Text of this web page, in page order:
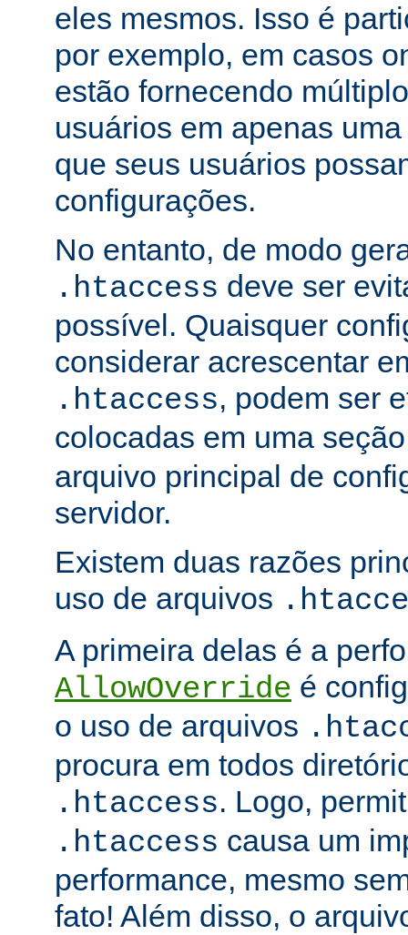
eles mesmos. Isso é
por exemplo, em casos
estão fornecendo
usuários em apenas
que seus usuários
configurações.
No entanto, de modo
.htaccess deve ser
possível. Quaisquer
considerar acrescentar
.htaccess, podem ser
colocadas em uma
arquivo principal de
servidor.
Existem duas razões
uso de arquivos
A primeira delas é a
AllowOverride é
o uso de arquivos
procura em todos
.htaccess. Logo,
.htaccess causa um
performance, mesmo
fato! Além disso, o